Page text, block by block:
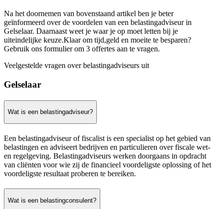
Na het doornemen van bovenstaand artikel ben je beter
geïnformeerd over de voordelen van een belastingadviseur in
Gelselaar. Daarnaast weet je waar je op moet letten bij je
uiteindelijke keuze.Klaar om tijd,geld en moeite te besparen?
Gebruik ons formulier om 3 offertes aan te vragen.
Veelgestelde vragen over belastingadviseurs uit
Gelselaar
Wat is een belastingadviseur?
Een belastingadviseur of fiscalist is een specialist op het gebied van
belastingen en adviseert bedrijven en particulieren over fiscale wet-
en regelgeving. Belastingadviseurs werken doorgaans in opdracht
van cliënten voor wie zij de financieel voordeligste oplossing of het
voordeligste resultaat proberen te bereiken.
Wat is een belastingconsulent?